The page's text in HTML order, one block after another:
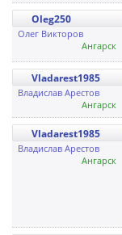
Oleg250
Олег Викторов
Ангарск
Vladarest1985
Владислав Арестов
Ангарск
Vladarest1985
Владислав Арестов
Ангарск